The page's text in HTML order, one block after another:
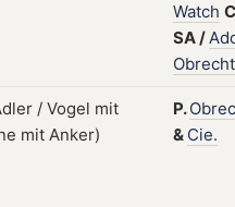
Watch
SA/
Obrecht
P.
& Cie.